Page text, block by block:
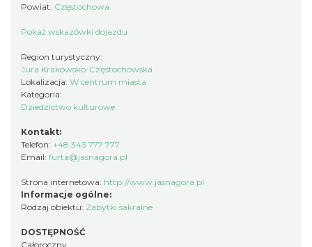
Powiat: Częstochowa
Pokaż wskazówki dojazdu
Region turystyczny:
Jura Krakowsko-Częstochowska
Lokalizacja: W centrum miasta
Kategoria:
Dziedzictwo kulturowe
Kontakt:
Telefon: +48 343 777 777
Email: furta@jasnagora.pl
Strona internetowa: http://www.jasnagora.pl
Informacje ogólne:
Rodzaj obiektu: Zabytki sakralne
DOSTĘPNOŚĆ
Całoroczny